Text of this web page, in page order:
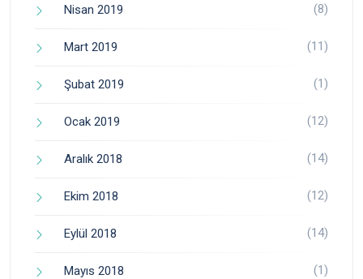
Nisan 2019 (8)
Mart 2019 (11)
Şubat 2019 (1)
Ocak 2019 (12)
Aralık 2018 (14)
Ekim 2018 (12)
Eylül 2018 (14)
Mayıs 2018 (1)